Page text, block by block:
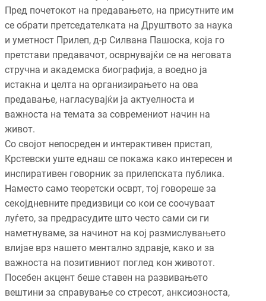
Пред почетокот на предавањето, на присутните им
се обрати претседателката на Друштвото за наука
и уметност Прилеп, д-р Силвана Пашоска, која го
претстави предавачот, осврнувајќи се на неговата
стручна и академска биографија, а воедно ја
истакна и целта на организирањето на ова
предавање, нагласувајќи ја актуелноста и
важноста на темата за современиот начин на
живот.
Со својот непосреден и интерактивен пристап,
Крстевски уште еднаш се покажа како интересен и
инспиративен говорник за прилепската публика.
Наместо само теоретски осврт, тој говореше за
секојдневните предизвици со кои се соочуваат
луѓето, за предрасудите што често сами си ги
наметнуваме, за начинот на кој размислувањето
влијае врз нашето ментално здравје, како и за
важноста на позитивниот поглед кон животот.
Посебен акцент беше ставен на развивањето
вештини за справување со стресот, анксиозноста,